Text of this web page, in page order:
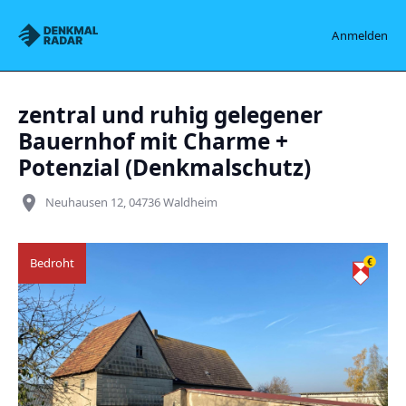
Denkmalradar Anmelden
zentral und ruhig gelegener
Bauernhof mit Charme +
Potenzial (Denkmalschutz)
place Neuhausen 12, 04736 Waldheim
Bedroht